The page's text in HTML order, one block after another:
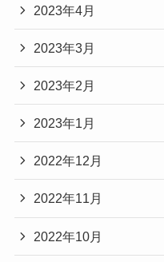
2023年4月
2023年3月
2023年2月
2023年1月
2022年12月
2022年11月
2022年10月